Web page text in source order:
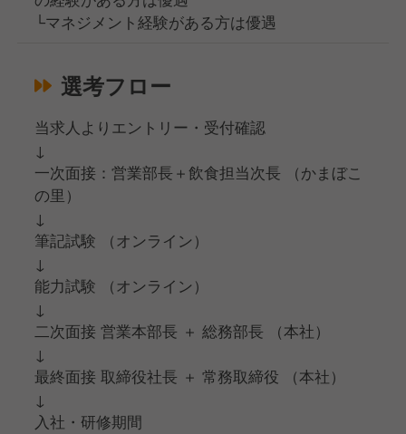
└マネジメント経験がある方は優遇
選考フロー
当求人よりエントリー・受付確認
↓
一次面接：営業部長＋飲食担当次長 （かまぼこ
の里）
↓
筆記試験 （オンライン）
↓
能力試験 （オンライン）
↓
二次面接 営業本部長 ＋ 総務部長 （本社）
↓
最終面接 取締役社長 ＋ 常務取締役 （本社）
↓
入社・研修期間